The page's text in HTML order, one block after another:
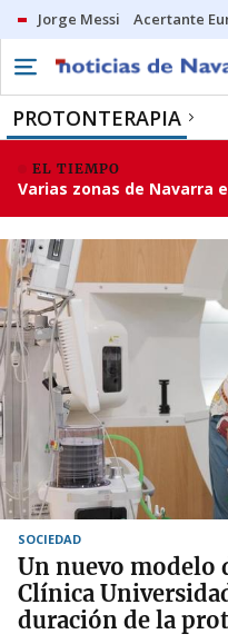
Jorge Messi Acertante
PROTONTERAPIA
EL TIEMPO
Varias zonas de Navarra
SOCIEDAD
Un nuevo modelo
Clínica
duración de la